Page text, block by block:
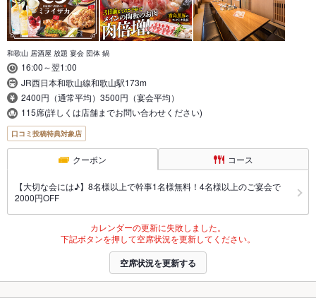
和歌山 居酒屋 放題 宴会 団体 鍋
16:00～翌1:00
JR西日本和歌山線和歌山駅173m
2400円（通常平均）3500円（宴会平均）
115席(詳しくは店舗までお問い合わせください)
口コミ投稿特典対象店
クーポン コース
【大切な会には♪】8名様以上で幹事1名様無料！4名様以上のご宴会で
2000円OFF
カレンダーの更新に失敗しました。
下記ボタンを押して空席状況を更新してください。
空席状況を更新する